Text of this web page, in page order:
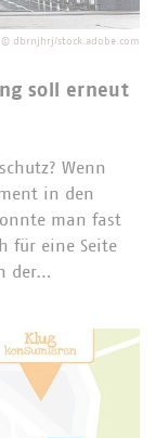
© dbrnjhrj/stock.adobe.com
soll erneut
Wenn
in den
man fast
für eine Seite
der…